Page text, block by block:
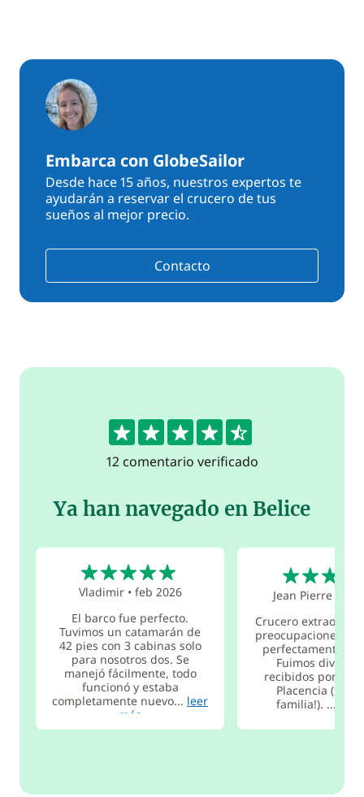
Embarca con GlobeSailor
Desde hace 15 años, nuestros expertos te
ayudarán a reservar el crucero de tus
sueños al mejor precio.
Contacto
4.5
12 comentario verificado
Ya han navegado en Belice
Vladimir• feb 2026
El barco fue perfecto.
Tuvimos un catamarán de
42 pies con 3 cabinas solo
para nosotros dos. Se
manejó fácilmente, todo
funcionó y estaba
completamente nuevo... leer
más
Jean Pierre•
Crucero
preocupaciones: el
perfectamente
Fuimos
recibidos por
Placencia (¡y
familia!). ...